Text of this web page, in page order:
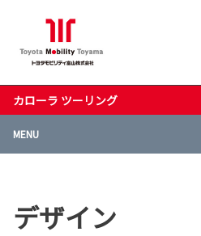
カローラ ツーリング
MENU
デザイン